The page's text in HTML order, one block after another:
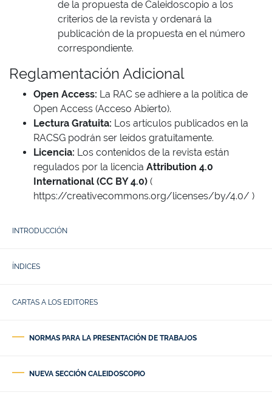
de la propuesta de Caleidoscopio a los
criterios de la revista y ordenará la
publicación de la propuesta en el número
correspondiente.
Reglamentación Adicional
Open Access: La RAC se adhiere a la política de
Open Access (Acceso Abierto).
Lectura Gratuita: Los artículos publicados en la
RACSG podrán ser leídos gratuitamente.
Licencia: Los contenidos de la revista están
regulados por la licencia Attribution 4.0
International (CC BY 4.0) (
https://creativecommons.org/licenses/by/4.0/ )
INTRODUCCIÓN
ÍNDICES
CARTAS A LOS EDITORES
NORMAS PARA LA PRESENTACIÓN DE TRABAJOS
NUEVA SECCIÓN CALEIDOSCOPIO